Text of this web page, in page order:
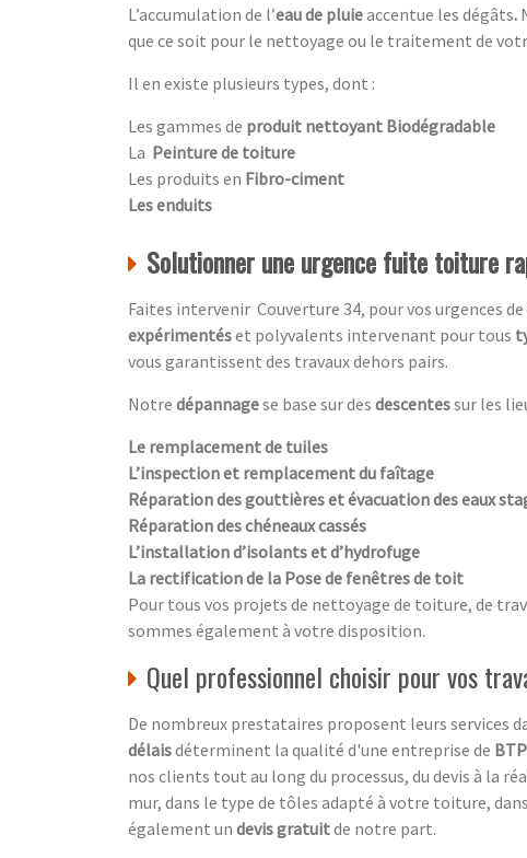
L’accumulation de l’eau de pluieaccentue les dégâts.
que ce soit pour le nettoyage ou le traitement de
Il en existe plusieurs types, dont :
Les gammes de produit nettoyant Biodégradable
La Peinture de toiture
Les produits en Fibro-ciment
Les enduits
Solutionner une urgence fuite toiture
Faites intervenir Couverture 34, pour vos urgences
expérimentéset polyvalents intervenant pour tous
vous garantissent des travaux dehors pairs.
Notre dépannagese base sur des descentessur les
Le remplacement de tuiles
L’inspection et remplacement du faîtage
Réparation des gouttières et évacuation des eaux
Réparation des chéneaux cassés
L’installation d’isolants et d’hydrofuge
La rectification de la Pose de fenêtres de toit
Pour tous vos projets de nettoyage de toiture, de
sommes également à votre disposition.
Quel professionnel choisir pour vos
De nombreux prestataires proposent leurs services
délaisdéterminent la qualité d'une entreprise de BTP
nos clients tout au long du processus, du devis à la
mur, dans le type de tôles adapté à votre toiture,
également un devis gratuitde notre part.